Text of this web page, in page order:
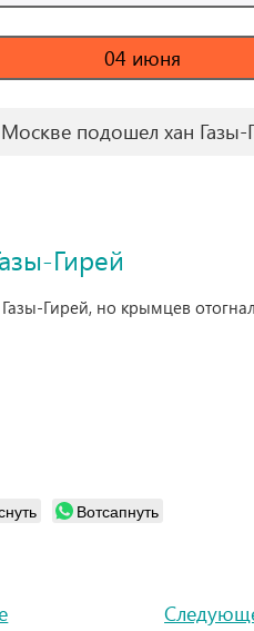
подошел хан Газы-
Гирей
Гирей, но крымцев
Вотсапнуть